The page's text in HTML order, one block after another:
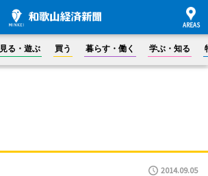
見る・遊ぶ 買う 暮らす・働く 学ぶ・知る
2014.09.05